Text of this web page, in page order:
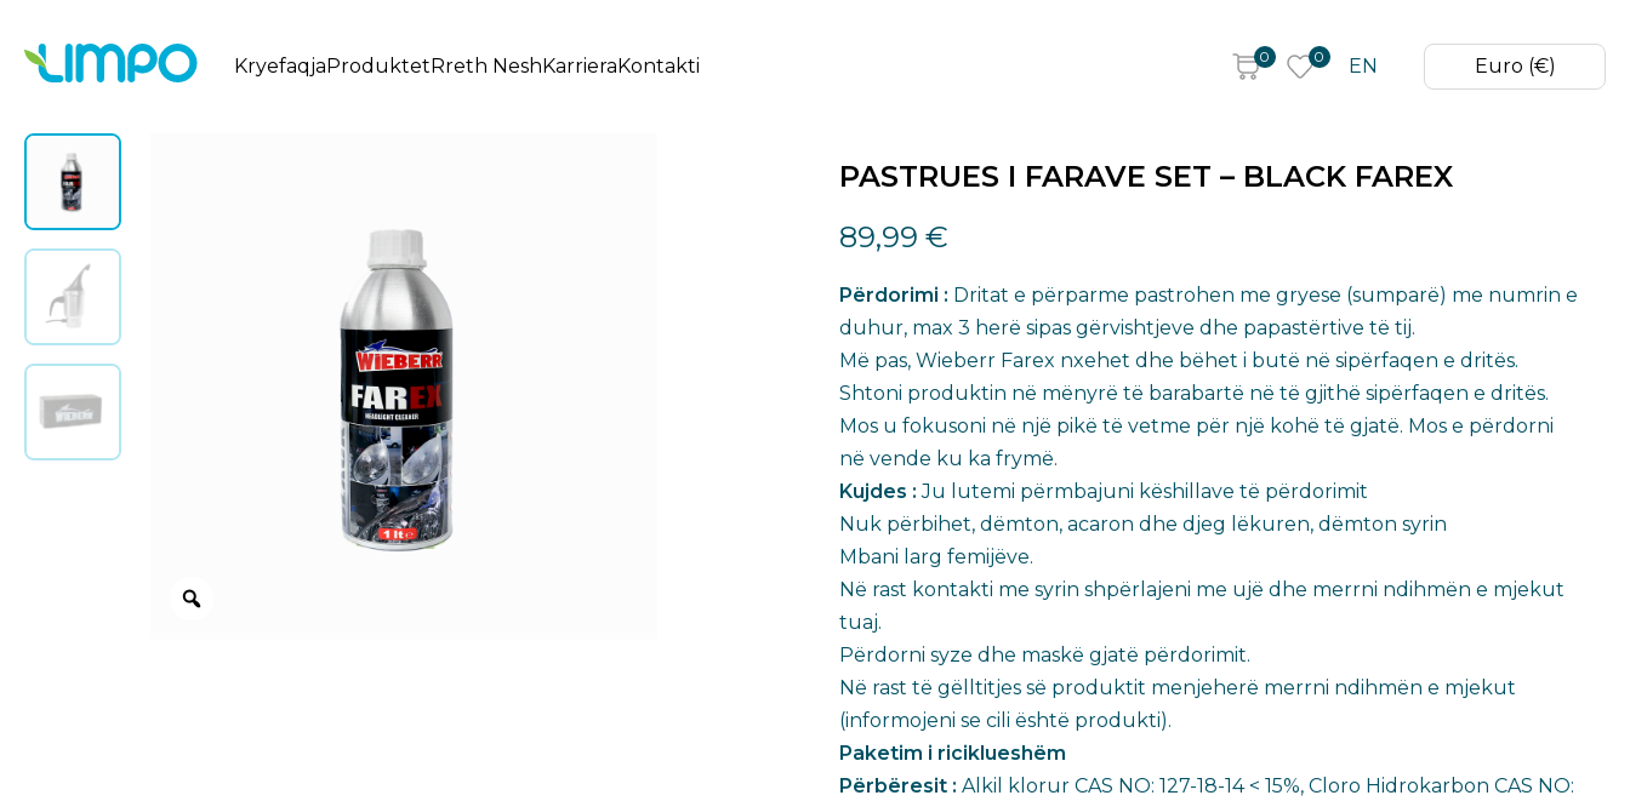
KryefaqjaProduktetRreth NeshKarrieraKontakti 0 0 EN Euro (€)
PASTRUES I FARAVE SET – BLACK FAREX
89,99 €
Përdorimi : Dritat e përparme pastrohen me gryese (sumparë) me numrin e
duhur, max 3 herë sipas gërvishtjeve dhe papastërtive të tij.
Më pas, Wieberr Farex nxehet dhe bëhet i butë në sipërfaqen e dritës.
Shtoni produktin në mënyrë të barabartë në të gjithë sipërfaqen e dritës.
Mos u fokusoni në një pikë të vetme për një kohë të gjatë. Mos e përdorni
në vende ku ka frymë.
Kujdes : Ju lutemi përmbajuni këshillave të përdorimit​
Nuk përbihet, dëmton, acaron dhe djeg lëkuren, dëmton syrin ​
Mbani larg femijëve.​
Në rast kontakti me syrin shpërlajeni me ujë dhe merrni ndihmën e mjekut
tuaj.​
Përdorni syze dhe maskë gjatë përdorimit.​
Në rast të gëlltitjes së produktit menjeherë merrni ndihmën e mjekut
(informojeni se cili është produkti).
Paketim i riciklueshëm ​
Përbëresit : Alkil klorur CAS NO: 127-18-14 < 15%, Cloro Hidrokarbon CAS NO: